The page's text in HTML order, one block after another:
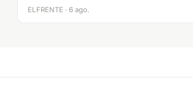
ELFRENTE · 6 ago.